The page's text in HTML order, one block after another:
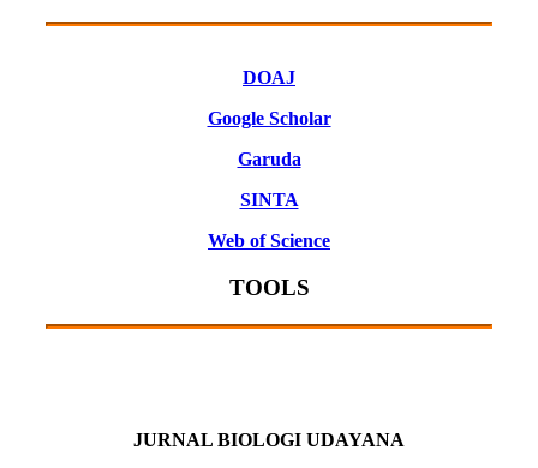
DOAJ
Google Scholar
Garuda
SINTA
Web of Science
TOOLS
JURNAL BIOLOGI UDAYANA